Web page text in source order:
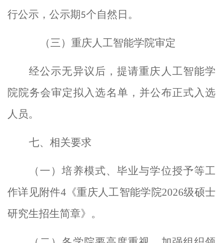
行公示，公示期5个自然 日。
（三）重庆人工智能学院审定
经公示无异议后，提请重庆人工智能学
院院务会审定拟入选名单，并公布正式入选
人员。
七、相关要求
（一）培养模式、毕业与学位授予等工
作详见附件4《重庆人工智能学院2026级硕士
研究生招生简章》。